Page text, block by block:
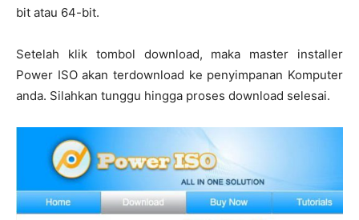
bit atau 64-bit.
Setelah klik tombol download, maka master installer
Power ISO akan terdownload ke penyimpanan Komputer
anda. Silahkan tunggu hingga proses download selesai.